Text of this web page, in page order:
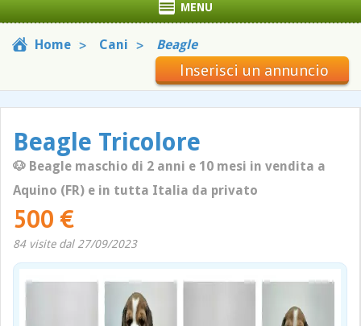
MENU
Home Cani Beagle
Inserisci un annuncio
Beagle Tricolore
🐶 Beagle maschio di 2 anni e 10 mesi in vendita a
Aquino (FR) e in tutta Italia da privato
500 €
84 visite dal 27/09/2023